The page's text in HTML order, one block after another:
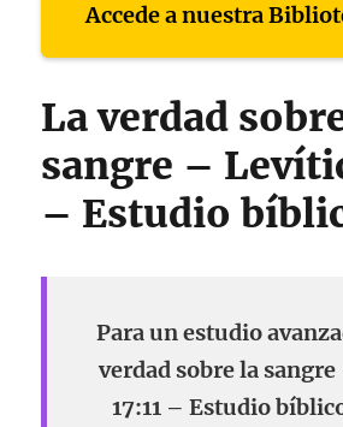
Accede a nuestra
La verdad
sangre –
– Estudio
Para un estudio
verdad sobre la
17:11 – Estudio